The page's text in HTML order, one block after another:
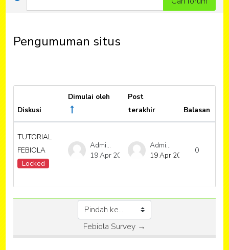
Pengumuman situs
List of discussions. Showing 1 of 1
Status
Diskusi
Dimulai oleh
Post
terakhir
Balasan
TUTORIAL
FEBIOLA
Locked
Admin -
19 Apr 2021
Admin -
19 Apr 2021
0
Febiola Survey →